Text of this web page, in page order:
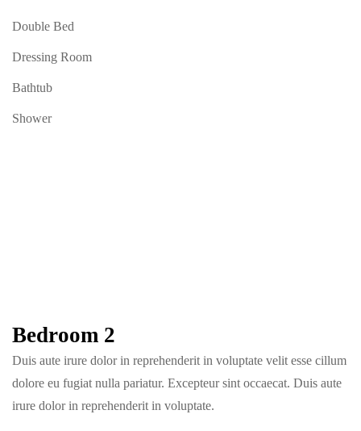
Double Bed
Dressing Room
Bathtub
Shower
Bedroom 2
Duis aute irure dolor in reprehenderit in voluptate velit esse cillum
dolore eu fugiat nulla pariatur. Excepteur sint occaecat. Duis aute
irure dolor in reprehenderit in voluptate.